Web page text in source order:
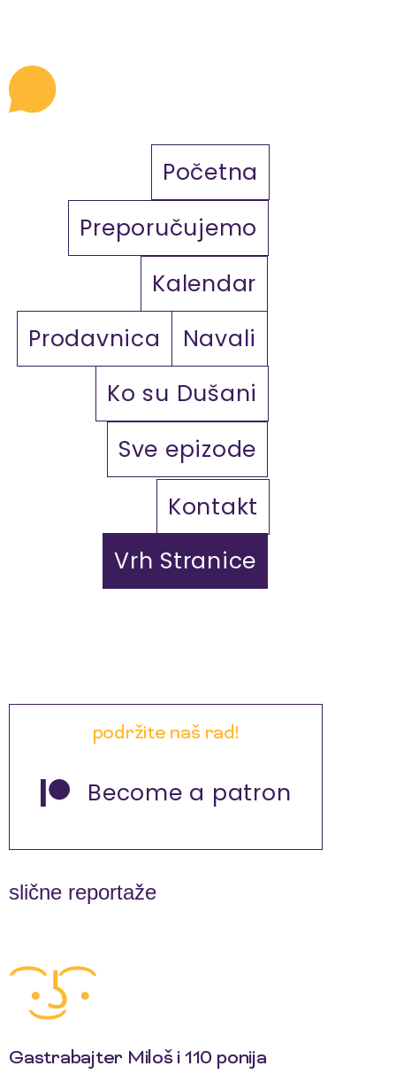
Početna
Preporučujemo
Kalendar
Prodavnica
Navali
Ko su Dušani
Sve epizode
Kontakt
Vrh Stranice
podržite naš rad!
Become a patron
slične reportaže
Gastrabajter Miloš i 110 ponija